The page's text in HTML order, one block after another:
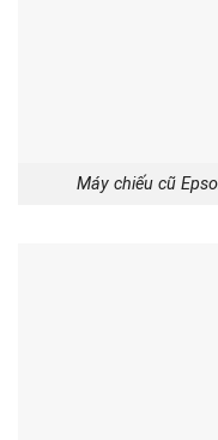
Máy chiếu cũ